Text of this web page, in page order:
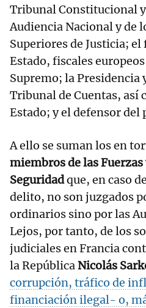
Tribunal Constitucional
Audiencia Nacional y de
Superiores de Justicia;
Estado, fiscales
Supremo; la Presidencia
Tribunal de Cuentas, así
Estado; y el defensor del
A ello se suman los en
miembros de las Fuerzas
Seguridadque, en caso
delito, no son juzgados
ordinarios sino por las
Lejos, por tanto, de los
judiciales en Francia
la República Nicolás
corrupción, tráfico de
financiación ilegal- o,